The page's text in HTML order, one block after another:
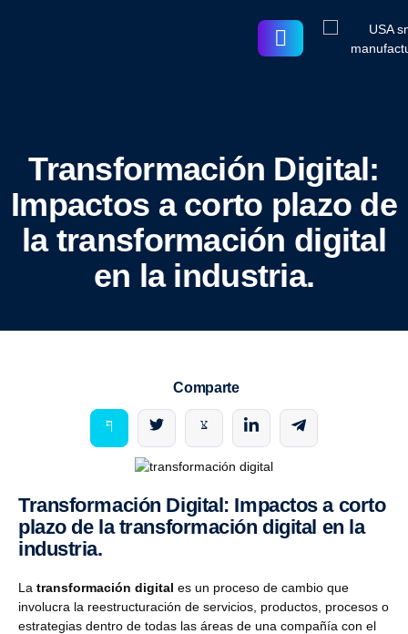
Transformación Digital:
Impactos a corto plazo de
la transformación digital
en la industria.
Comparte
Transformación Digital: Impactos a corto
plazo de la transformación digital en la
industria.
La transformación digital es un proceso de cambio que
involucra la reestructuración de servicios, productos, procesos o
estrategias dentro de todas las áreas de una compañía con el